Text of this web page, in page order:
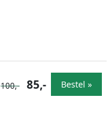
100,- 85,- Bestel »